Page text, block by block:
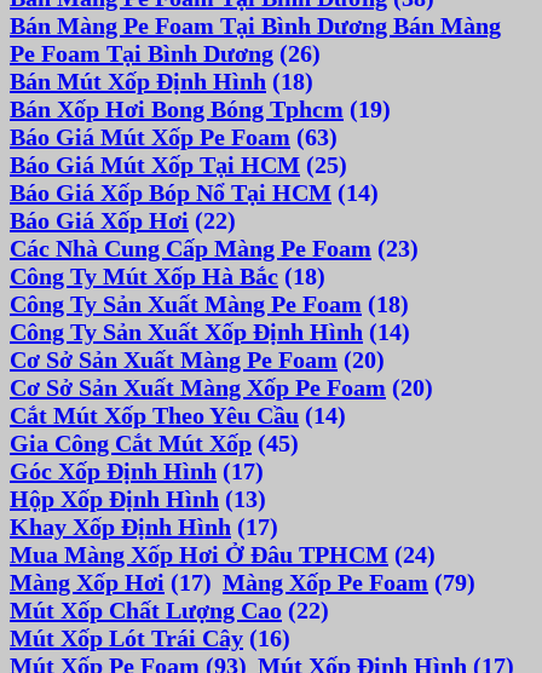
Bán Màng Pe Foam Tại Bình Dương Bán Màng
Pe Foam Tại Bình Dương (26)
Bán Mút Xốp Định Hình (18)
Bán Xốp Hơi Bong Bóng Tphcm (19)
Báo Giá Mút Xốp Pe Foam (63)
Báo Giá Mút Xốp Tại HCM (25)
Báo Giá Xốp Bóp Nổ Tại HCM (14)
Báo Giá Xốp Hơi (22)
Các Nhà Cung Cấp Màng Pe Foam (23)
Công Ty Mút Xốp Hà Bắc (18)
Công Ty Sản Xuất Màng Pe Foam (18)
Công Ty Sản Xuất Xốp Định Hình (14)
Cơ Sở Sản Xuất Màng Pe Foam (20)
Cơ Sở Sản Xuất Màng Xốp Pe Foam (20)
Cắt Mút Xốp Theo Yêu Cầu (14)
Gia Công Cắt Mút Xốp (45)
Góc Xốp Định Hình (17)
Hộp Xốp Định Hình (13)
Khay Xốp Định Hình (17)
Mua Màng Xốp Hơi Ở Đâu TPHCM (24)
Màng Xốp Hơi (17) Màng Xốp Pe Foam (79)
Mút Xốp Chất Lượng Cao (22)
Mút Xốp Lót Trái Cây (16)
Mút Xốp Pe Foam (93) Mút Xốp Định Hình (17)